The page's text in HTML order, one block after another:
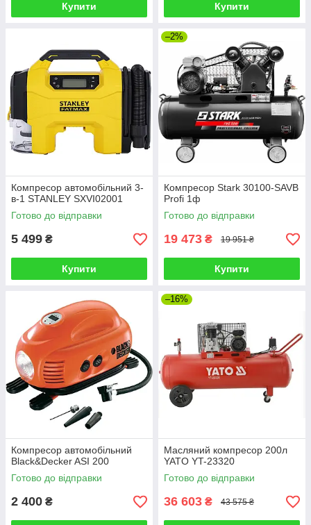
Купити Купити
Компресор автомобільний 3-
в-1 STANLEY SXVI02001
Готово до відправки
5 499 ₴
Купити
–2%
Компресор Stark 30100-SAVB
Profi 1ф
Готово до відправки
19 473 ₴ 19 951 ₴
Купити
Компресор автомобільний
Black&Decker ASI 200
Готово до відправки
2 400 ₴
–16%
Масляний компресор 200л
YATO YT-23320
Готово до відправки
36 603 ₴ 43 575 ₴